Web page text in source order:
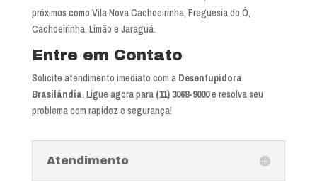
próximos como Vila Nova Cachoeirinha, Freguesia do Ó,
Cachoeirinha, Limão e Jaraguá.
Entre em Contato
Solicite atendimento imediato com a Desentupidora
Brasilândia. Ligue agora para (11) 3068-9000e resolva seu
problema com rapidez e segurança!
Atendimento